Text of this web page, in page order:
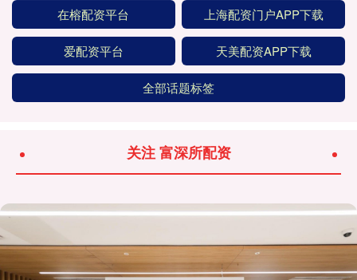
在榕配资平台 上海配资门户APP下载
爱配资平台 天美配资APP下载
全部话题标签
关注 富深所配资